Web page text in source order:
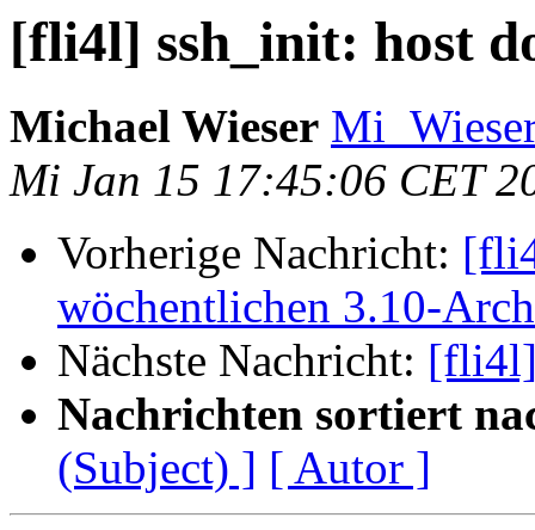
[fli4l] ssh_init: host
Michael Wieser
Mi Jan 15 17:45:06 CET
Vorherige Nachricht:
wöchentlichen 3.10-
Nächste Nachricht: [fli4l]
Nachrichten sortiert
(Subject) ] [ Autor ]